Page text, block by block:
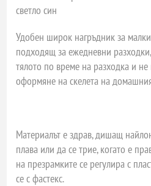
светло син
Удобен широк нагръдник за
подходящ за ежедневни
тялото по време на разходка и
оформяне на скелета на
Материалът е здрав, дишащ
плава или да се трие, когато е
на презрамките се регулира с
се с фастекс.